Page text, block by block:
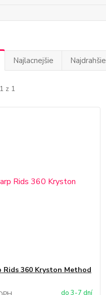
Najlacnejšie Najdrahšie
z 1
Rids 360 Kryston Method
do 3-7 dní